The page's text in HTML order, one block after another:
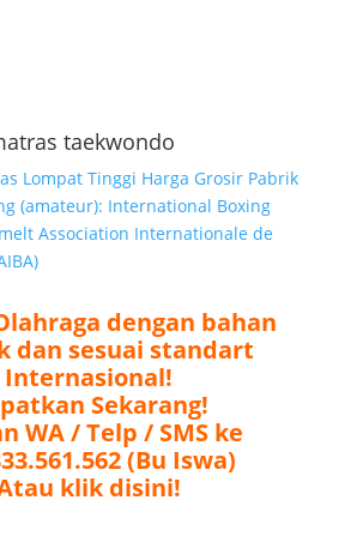
taekwondo
Lompat Tinggi Harga Grosir Pabrik
(amateur): International Boxing
Association Internationale de
dengan bahan
dan sesuai standart
Internasional!
Sekarang!
WA / Telp / SMS ke
(Bu Iswa)
klik disini!